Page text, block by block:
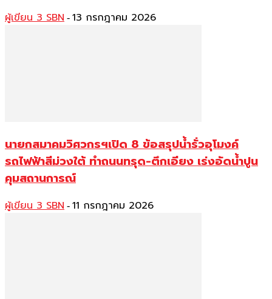
ผู้เขียน 3 SBN - 13 กรกฎาคม 2026
นายกสมาคมวิศวกรฯเปิด 8 ข้อสรุปน้ำรั่วอุโมงค์
รถไฟฟ้าสีม่วงใต้ ทำถนนทรุด-ตึกเอียง เร่งอัดน้ำปูน
คุมสถานการณ์
ผู้เขียน 3 SBN - 11 กรกฎาคม 2026